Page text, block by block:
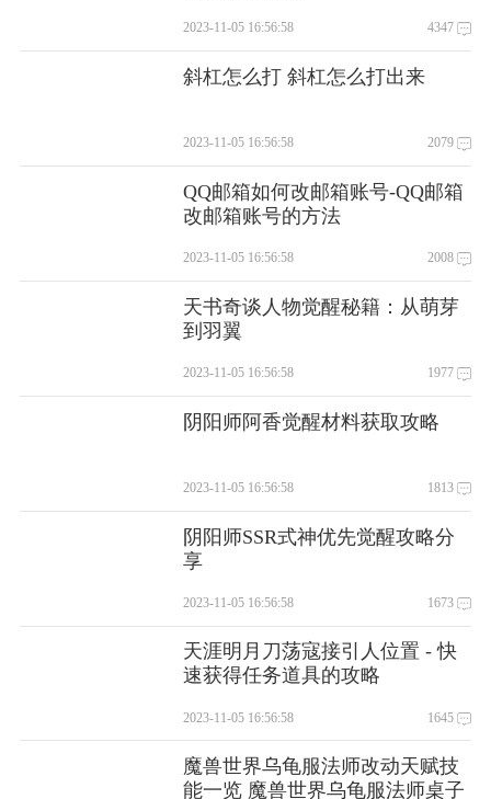
ii.输入运单号当批量出库时，输入的是起始运单号，为保证运
单号校验正常，请确保本地存在所选择物流公司的模版，如果
家，合并(配送中心)相同的订单。合并的订单将使用用一个运单
号。默认勾选“合并出库”，如不需要合并，请去掉勾选。如图
可点击”取消”或者”×”，中断出库，如图3.4所示：
3.出库完成后，如果订单成功出库或者重复出库，都会跳到右边的Tab
页，LBP/SOPL为”发往京东配送中心”、SOP为”已出库”、海外购为”等待
境内发货”；如果订单为出库失败，则依然在当前Tab页。订单如存在异常
待境内发货、已发货等Tab页，可以通过勾选或者鼠标选择方式
选中订单后打印出库单。如图4.1和4.2所示：
通过点击“设置打印机”按钮，选择安装的打印机，请确保打印
机当前已连接到电脑且可以正常工作，如图4.3所示：
LBP/SOPL商家只要“京东出库单”这一种纸张类型，而SOP、海
外购商家现在支持三种出库单类型，分别是A4、A5和三联单。
商家可根据需求进行选择，目前暂不支持自定义纸张类型。请
确保打印出库单时，所选择的纸张尺寸与实际的相符。
2023-11-05 16:56:58 4347
斜杠怎么打 斜杠怎么打出来
2023-11-05 16:56:58 2079
QQ邮箱如何改邮箱账号-QQ邮箱
改邮箱账号的方法
2023-11-05 16:56:58 2008
天书奇谈人物觉醒秘籍：从萌芽
到羽翼
2023-11-05 16:56:58 1977
阴阳师阿香觉醒材料获取攻略
2023-11-05 16:56:58 1813
阴阳师SSR式神优先觉醒攻略分
享
2023-11-05 16:56:58 1673
天涯明月刀荡寇接引人位置 - 快
速获得任务道具的攻略
2023-11-05 16:56:58 1645
魔兽世界乌龟服法师改动天赋技
能一览 魔兽世界乌龟服法师桌子